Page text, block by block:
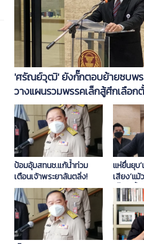
'ศรัณย์วุฒิ' ยังกั๊กตอบย้ายซบพร
วางแผนรวมพรรคเล็กสู้ศึกเลือก
ป้อมอุ้มสทนช.แก้น้ำท่วม
เตือนเจ้าพระยาล้นตลิ่ง!
แห่ยื่นยุบ
เสียง‘แ
‘บิ๊กตู่’ฟื้
กระบี่